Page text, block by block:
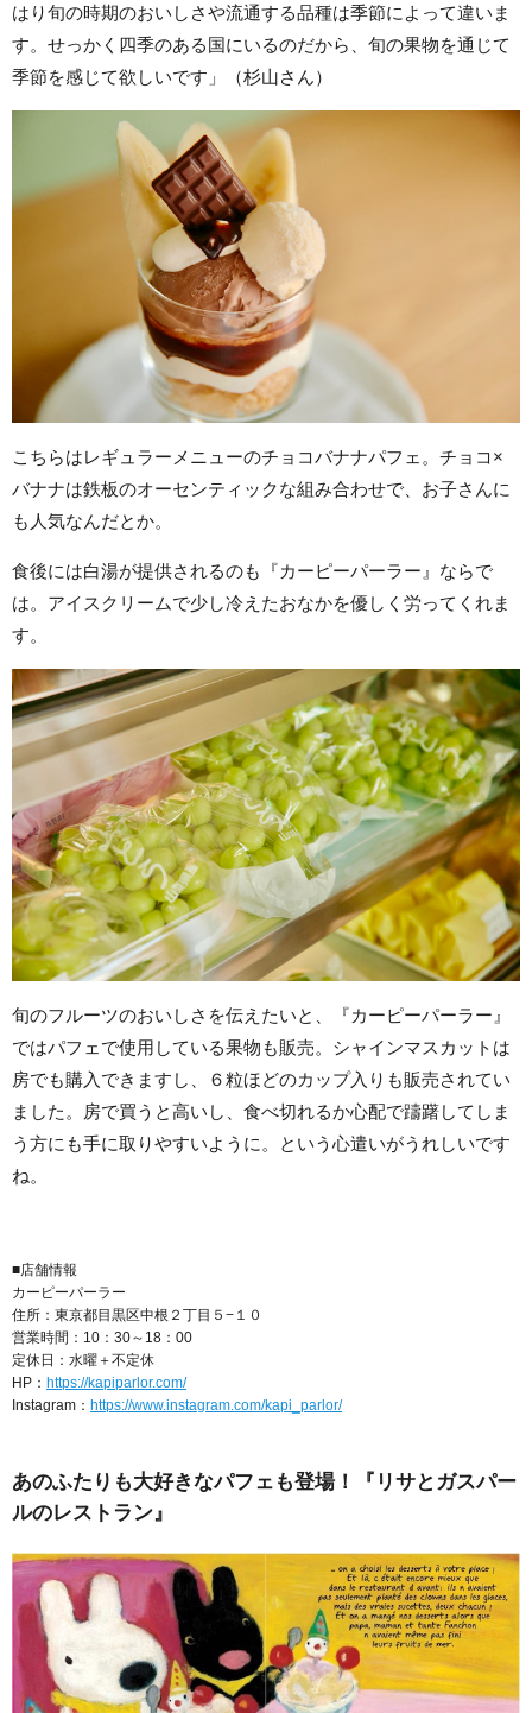
はり旬の時期のおいしさや流通する品種は季節によって違いま
す。せっかく四季のある国にいるのだから、旬の果物を通じて
季節を感じて欲しいです」（杉山さん）
こちらはレギュラーメニューのチョコバナナパフェ。チョコ×
バナナは鉄板のオーセンティックな組み合わせで、お子さんに
も人気なんだとか。
食後には白湯が提供されるのも『カーピーパーラー』ならで
は。アイスクリームで少し冷えたおなかを優しく労ってくれま
す。
旬のフルーツのおいしさを伝えたいと、『カーピーパーラー』
ではパフェで使用している果物も販売。シャインマスカットは
房でも購入できますし、６粒ほどのカップ入りも販売されてい
ました。房で買うと高いし、食べ切れるか心配で躊躇してしま
う方にも手に取りやすいように。という心遣いがうれしいです
ね。
■店舗情報
カーピーパーラー
住所：東京都目黒区中根２丁目５−１０
営業時間：10：30～18：00
定休日：水曜＋不定休
HP： https://kapiparlor.com/
Instagram： https://www.instagram.com/kapi_parlor/
あのふたりも大好きなパフェも登場！『リサとガスパー
ルのレストラン』